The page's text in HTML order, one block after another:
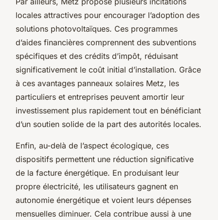
locales attractives pour encourager l’adoption des
solutions photovoltaïques. Ces programmes
d’aides financières comprennent des subventions
spécifiques et des crédits d’impôt, réduisant
significativement le coût initial d’installation. Grâce
à ces avantages panneaux solaires Metz, les
particuliers et entreprises peuvent amortir leur
investissement plus rapidement tout en bénéficiant
d’un soutien solide de la part des autorités locales.
Enfin, au-delà de l’aspect écologique, ces
dispositifs permettent une réduction significative
de la facture énergétique. En produisant leur
propre électricité, les utilisateurs gagnent en
autonomie énergétique et voient leurs dépenses
mensuelles diminuer. Cela contribue aussi à une